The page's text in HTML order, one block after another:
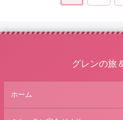
グレンの旅
ホーム